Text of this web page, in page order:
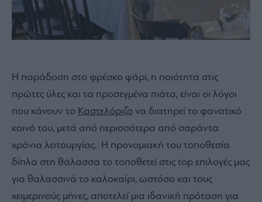
Η παράδοση στο φρέσκο ψάρι, η ποιότητα στις
πρώτες ύλες και τα προσεγμένα πιάτα, είναι οι λόγοι
που κάνουν το Καστελόριζο να διατηρεί το φανατικό
κοινό του, μετά από περισσότερα από σαράντα
χρόνια λειτουργίας. Η προνομιακή του τοποθεσία
δίπλα στη θάλασσα το τοποθετεί στις top επιλογές μας
για θαλασσινά το καλοκαίρι, ωστόσο και τους
χειμερινούς μήνες, αποτελεί μια ιδανική πρόταση για